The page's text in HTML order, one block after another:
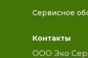
Контакты
ООО Эко
Сервисное